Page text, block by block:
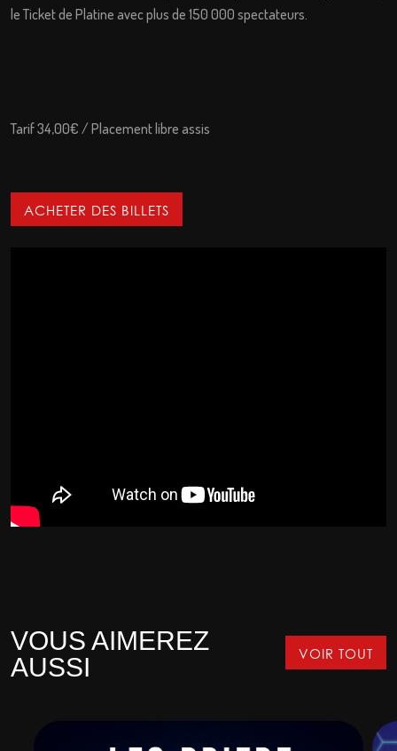
le Ticket de Platine avec plus de 150 000 spectateurs.
Tarif 34,00€ / Placement libre assis
ACHETER DES BILLETS
VOUS AIMEREZ
AUSSI
VOIR TOUT